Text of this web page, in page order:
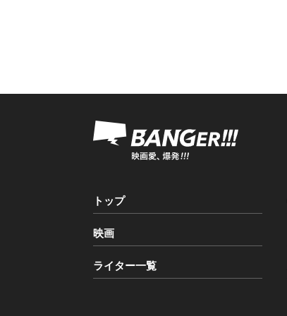
トップ
映画
ライター一覧